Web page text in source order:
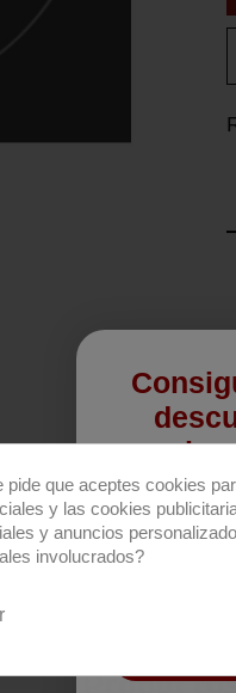
pide que aceptes cookies
y las cookies
y anuncios
involucrados?
Regístrate
Email